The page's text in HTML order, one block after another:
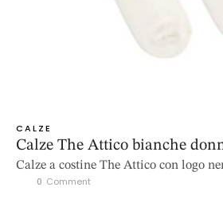
CALZE
Calze The Attico bianche
Calze a costine The Attico con logo
0 Comment